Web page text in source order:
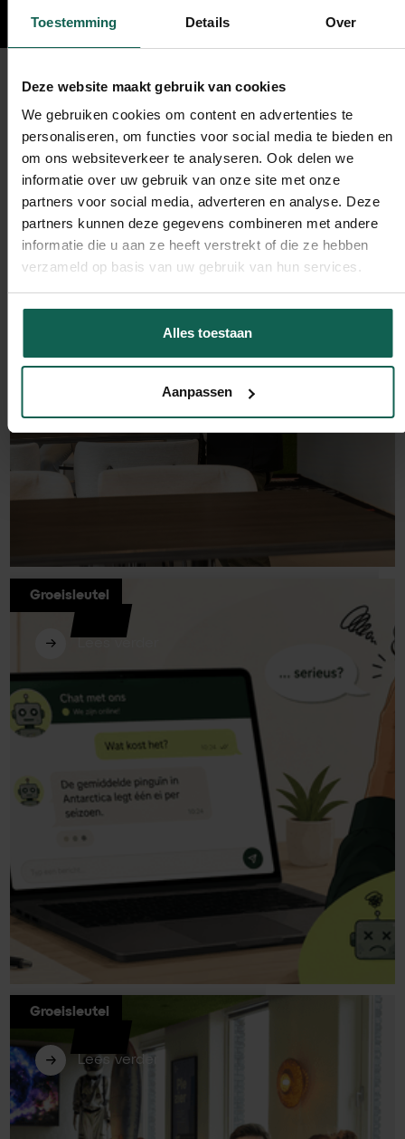
Toestemming Details Over
Deze website maakt gebruik van cookies
We gebruiken cookies om content en advertenties te
personaliseren, om functies voor social media te bieden en
om ons websiteverkeer te analyseren. Ook delen we
informatie over uw gebruik van onze site met onze
partners voor social media, adverteren en analyse. Deze
partners kunnen deze gegevens combineren met andere
informatie die u aan ze heeft verstrekt of die ze hebben
verzameld op basis van uw gebruik van hun services.
Alles toestaan
Aanpassen
Meer blog posts:
Groeisleutel
De mythe van de B2B-buyer journey
Groeisleutel
Iedereen haat chatbots
Lees verder
Groeisleutel